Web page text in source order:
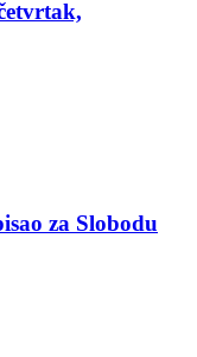
za Slobodu